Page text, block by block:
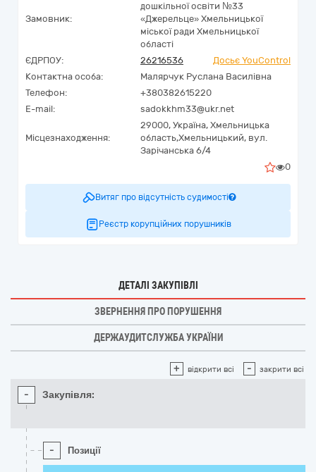
Замовник:
дошкільної освіти №33
«Джерельце» Хмельницької
міської ради Хмельницької
області
ЄДРПОУ:
26216536
Досьє YouControl
Контактна особа:
Малярчук Руслана Василівна
Телефон:
+380382615220
E-mail:
sadokkhm33@ukr.net
Місцезнаходження:
29000, Україна, Хмельницька
область,Хмельницький, вул.
Зарічанська 6/4
0
Витяг про відсутність судимості
Реєстр корупційних порушників
ДЕТАЛІ ЗАКУПІВЛІ
ЗВЕРНЕННЯ ПРО ПОРУШЕННЯ
ДЕРЖАУДИТСЛУЖБА УКРАЇНИ
+ відкрити всі - закрити всі
- Закупівля:
- Позиції